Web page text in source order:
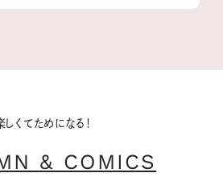
しくてためになる！
& COMICS